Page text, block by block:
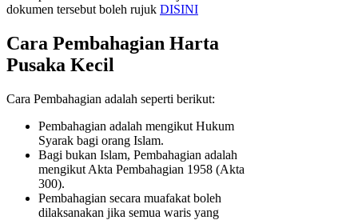
dokumen tersebut boleh rujuk DISINI
Cara Pembahagian Harta
Pusaka Kecil
Cara Pembahagian adalah seperti berikut:
Pembahagian adalah mengikut Hukum
Syarak bagi orang Islam.
Bagi bukan Islam, Pembahagian adalah
mengikut Akta Pembahagian 1958 (Akta
300).
Pembahagian secara muafakat boleh
dilaksanakan jika semua waris yang